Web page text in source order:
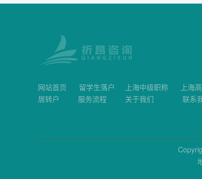
网站首页 留学生落户 上海中级职称
上海
居转户
服务流程 关于我们 联系